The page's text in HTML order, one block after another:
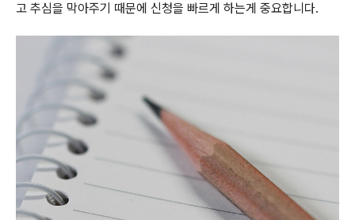
고 추심을 막아주기 때문에 신청을 빠르게 하는게 중요합니다.